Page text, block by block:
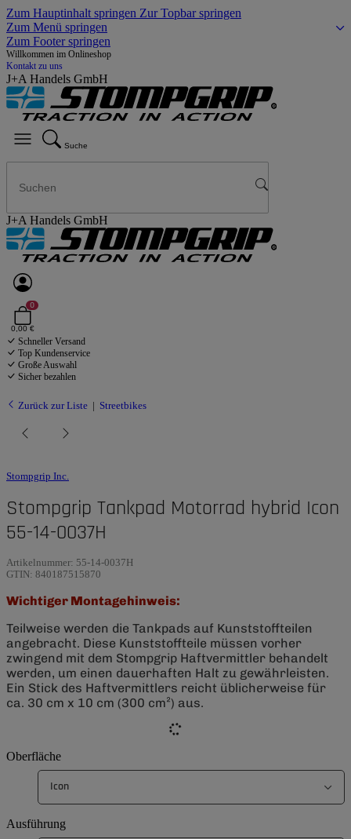
Zum Hauptinhalt springen Zur Topbar springen
Zum Menü springen
Zum Footer springen
Willkommen im Onlineshop
Kontakt zu uns
J+A Handels GmbH
Suche
J+A Handels GmbH
0
0,00 €
Schneller Versand
Top Kundenservice
Große Auswahl
Sicher bezahlen
Zurück zur Liste Streetbikes
Stompgrip Inc.
Stompgrip Tankpad Motorrad hybrid Icon
55-14-0037H
Artikelnummer: 55-14-0037H
GTIN: 840187515870
Wichtiger Montagehinweis:
Teilweise werden die Tankpads auf Kunststoffteilen
angebracht. Diese Kunststoffteile müssen vorher
zwingend mit dem Stompgrip Haftvermittler behandelt
werden, um einen dauerhaften Halt zu gewährleisten.
Ein Stick des Haftvermittlers reicht üblicherweise für
ca. 30 cm x 10 cm (300 cm²) aus.
Oberfläche
Icon
Ausführung